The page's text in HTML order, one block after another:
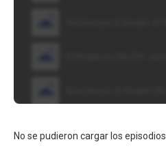
No se pudieron cargar los episodios.